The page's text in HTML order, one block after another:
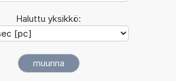
Haluttu yksikkö: